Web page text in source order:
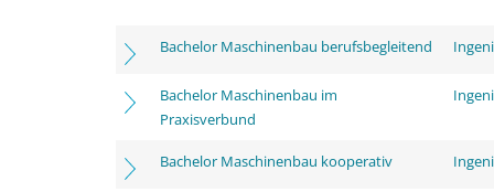
Bachelor Maschinenbau berufsbegleitend
Bachelor Maschinenbau im
Praxisverbund
Bachelor Maschinenbau kooperativ